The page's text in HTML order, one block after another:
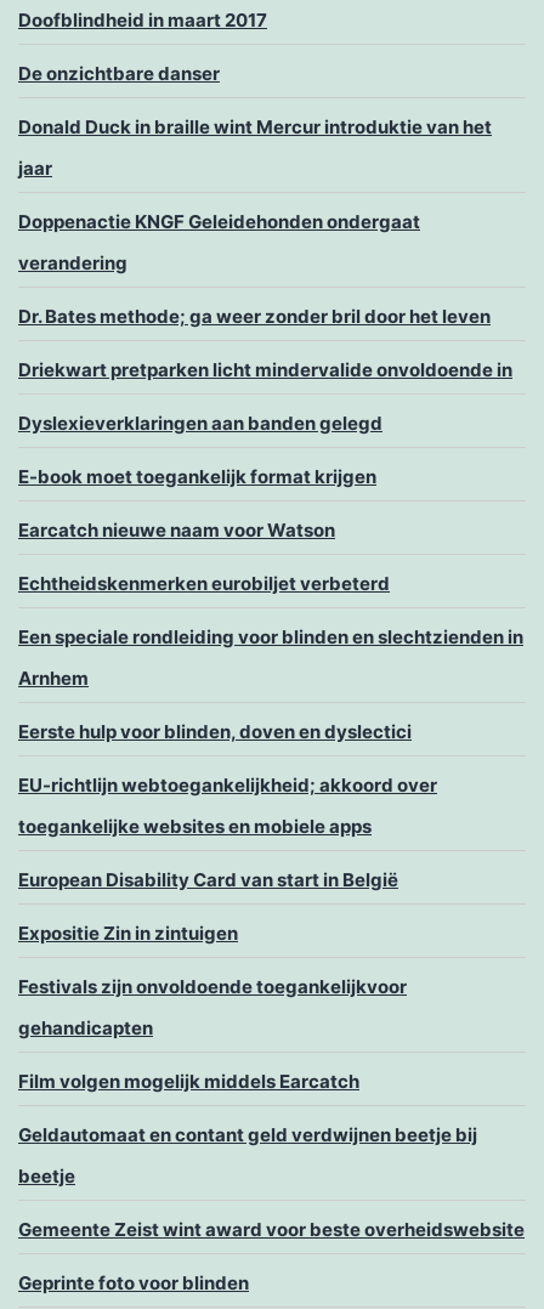
Doofblindheid in maart 2017
De onzichtbare danser
Donald Duck in braille wint Mercur introduktie van het
jaar
Doppenactie KNGF Geleidehonden ondergaat
verandering
Dr. Bates methode; ga weer zonder bril door het leven
Driekwart pretparken licht mindervalide onvoldoende in
Dyslexieverklaringen aan banden gelegd
E-book moet toegankelijk format krijgen
Earcatch nieuwe naam voor Watson
Echtheidskenmerken eurobiljet verbeterd
Een speciale rondleiding voor blinden en slechtzienden in
Arnhem
Eerste hulp voor blinden, doven en dyslectici
EU-richtlijn webtoegankelijkheid; akkoord over
toegankelijke websites en mobiele apps
European Disability Card van start in België
Expositie Zin in zintuigen
Festivals zijn onvoldoende toegankelijkvoor
gehandicapten
Film volgen mogelijk middels Earcatch
Geldautomaat en contant geld verdwijnen beetje bij
beetje
Gemeente Zeist wint award voor beste overheidswebsite
Geprinte foto voor blinden